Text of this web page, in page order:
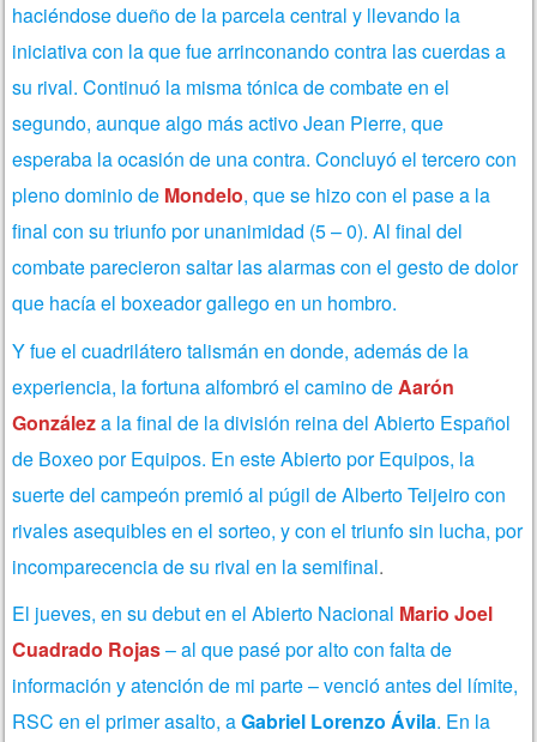
haciéndose dueño de la parcela central y llevando la
iniciativa con la que fue arrinconando contra las cuerdas a
su rival. Continuó la misma tónica de combate en el
segundo, aunque algo más activo Jean Pierre, que
esperaba la ocasión de una contra. Concluyó el tercero con
pleno dominio de Mondelo, que se hizo con el pase a la
final con su triunfo por unanimidad (5 – 0). Al final del
combate parecieron saltar las alarmas con el gesto de dolor
que hacía el boxeador gallego en un hombro.
Y fue el cuadrilátero talismán en donde, además de la
experiencia, la fortuna alfombró el camino deAarón
Gonzáleza la final de la división reina del Abierto Español
de Boxeo por Equipos. En este Abierto por Equipos, la
suerte del campeón premió al púgil de Alberto Teijeiro con
rivales asequibles en el sorteo, y con el triunfo sin lucha, por
incomparecencia de su rival en la semifinal.
El jueves, en su debut en el Abierto Nacional Mario Joel
Cuadrado Rojas– al que pasé por alto con falta de
información y atención de mi parte – venció antes del límite,
RSC en el primer asalto, aGabriel Lorenzo Ávila. En la